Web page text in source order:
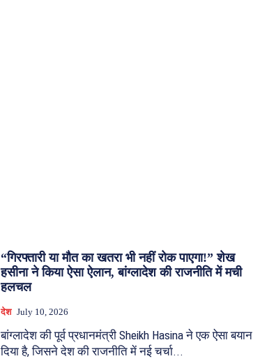
“गिरफ्तारी या मौत का खतरा भी नहीं रोक पाएगा!” शेख
हसीना ने किया ऐसा ऐलान, बांग्लादेश की राजनीति में मची
हलचल
देश July 10, 2026
बांग्लादेश की पूर्व प्रधानमंत्री Sheikh Hasina ने एक ऐसा बयान
दिया है, जिसने देश की राजनीति में नई चर्चा...